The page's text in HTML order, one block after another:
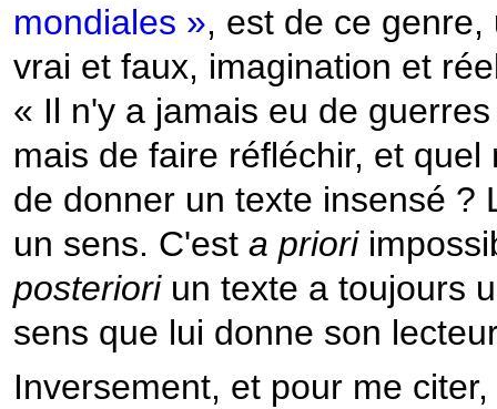
mondiales », est de ce
vrai et faux, imagination et
« Il n'y a jamais eu de
mais de faire réfléchir, et
de donner un texte insensé ?
un sens. C'est a priori
posterioriun texte a toujours
sens que lui donne son
Inversement, et pour me citer,